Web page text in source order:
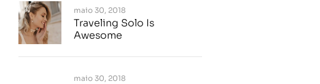
maio 30, 2018
Traveling Solo Is
Awesome
maio 30, 2018